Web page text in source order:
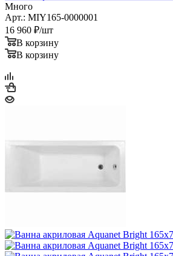
Ванна акриловая Акватек Мия 165х70 см
Много
Арт.: MIY165-0000001
16 960₽/шт
В корзину